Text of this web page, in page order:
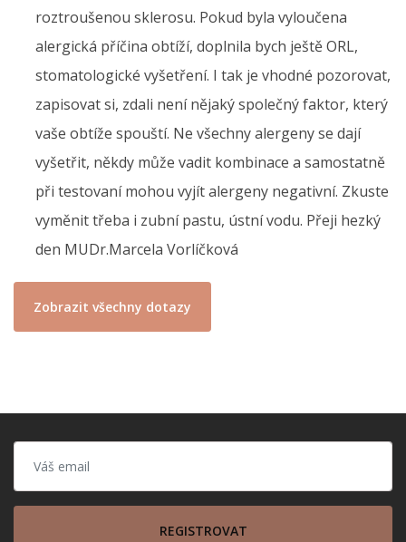
roztroušenou sklerosu. Pokud byla vyloučena
alergická příčina obtíží, doplnila bych ještě ORL,
stomatologické vyšetření. I tak je vhodné pozorovat,
zapisovat si, zdali není nějaký společný faktor, který
vaše obtíže spouští. Ne všechny alergeny se dají
vyšetřit, někdy může vadit kombinace a samostatně
při testovaní mohou vyjít alergeny negativní. Zkuste
vyměnit třeba i zubní pastu, ústní vodu. Přeji hezký
den MUDr.Marcela Vorlíčková
Zobrazit všechny dotazy
REGISTROVAT